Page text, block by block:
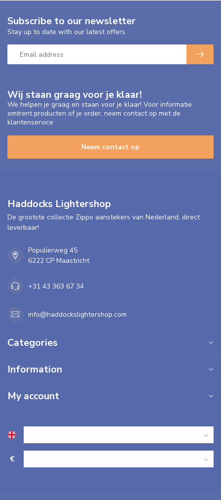
Wij staan graag voor je klaar!
We helpen je graag en staan voor je klaar! Voor informatie
omtrent producten of je order, neem contact op met de
klantenservice
Neem contact op
Subscribe to our newsletter
Stay up to date with our latest offers
Haddocks Lightershop
De grootste collectie Zippo aanstekers van Nederland, direct
leverbaar!
Populierweg 45
6222 CP Maastricht
+31 43 363 67 34
info@haddockslightershop.com
Categories
Information
My account
€